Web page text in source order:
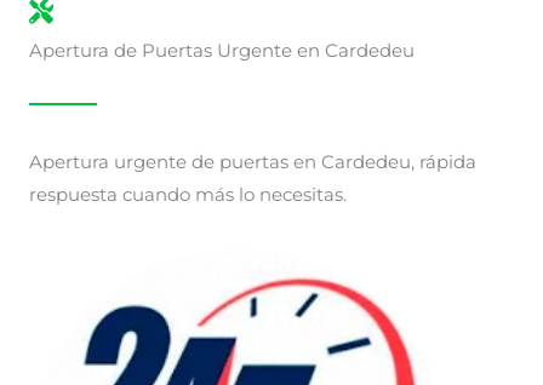
Apertura de Puertas Urgente en Cardedeu
Apertura urgente de puertas en Cardedeu, rápida
respuesta cuando más lo necesitas.